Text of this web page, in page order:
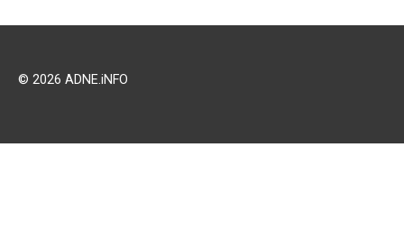
© 2026 ADNE.iNFO